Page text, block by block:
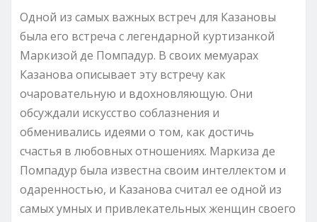
Одной из самых важных встреч для Казановы
была его встреча с легендарной куртизанкой
Маркизой де Помпадур. В своих мемуарах
Казанова описывает эту встречу как
очаровательную и вдохновляющую. Они
обсуждали искусство соблазнения и
обменивались идеями о том, как достичь
счастья в любовных отношениях. Маркиза де
Помпадур была известна своим интеллектом и
одаренностью, и Казанова считал ее одной из
самых умных и привлекательных женщин своего